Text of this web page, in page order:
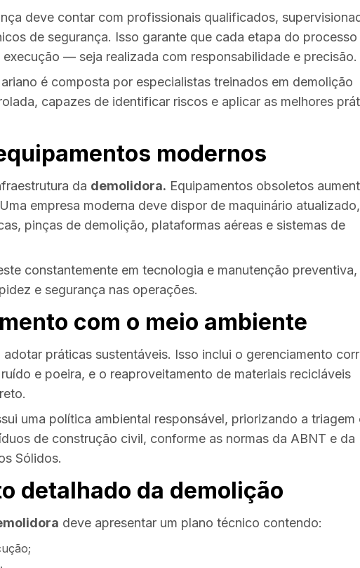
deve contar com profissionais qualificados,
de segurança. Isso garante que cada etapa do
— seja realizada com responsabilidade e precisão.
é composta por especialistas treinados em demolição
capazes de identificar riscos e aplicar as melhores
modernos
da demolidora. Equipamentos obsoletos
empresa moderna deve dispor de maquinário atualizado,
pinças de demolição, plataformas aéreas e sistemas de
constantemente em tecnologia e manutenção preventiva,
e segurança nas operações.
com o meio ambiente
adotar práticas sustentáveis. Isso inclui o gerenciamento
e poeira, e o reaproveitamento de materiais recicláveis
uma política ambiental responsável, priorizando a triagem
de construção civil, conforme as normas da ABNT e da
Sólidos.
detalhado da demolição
deve apresentar um plano técnico contendo: